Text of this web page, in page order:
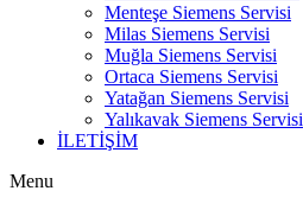
Menteşe Siemens Servisi
Milas Siemens Servisi
Muğla Siemens Servisi
Ortaca Siemens Servisi
Yatağan Siemens Servisi
Yalıkavak Siemens Servisi
İLETİŞİM
Menu